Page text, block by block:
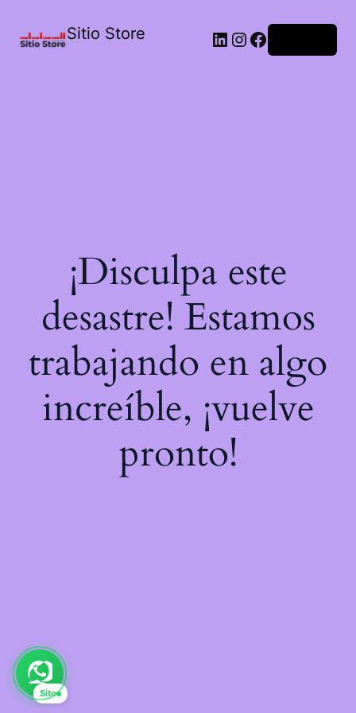
Sitio Store
¡Disculpa este
desastre! Estamos
trabajando en algo
increíble, ¡vuelve
pronto!
Sito